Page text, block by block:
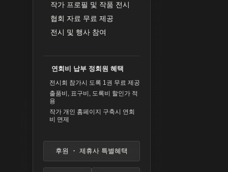
작가 프로필 및 작품 전시
협회 자료 무료 제공
전시 및 행사 참여
연회비 납부 정회원 혜택
전시회 참가시 도록 1권 무료 제공
출품비, 표구비, 도록비 할인가 적
용
작가 개인 홈페이지 구축시 연회
비 면제
후원 ・ 제휴사 특별혜택